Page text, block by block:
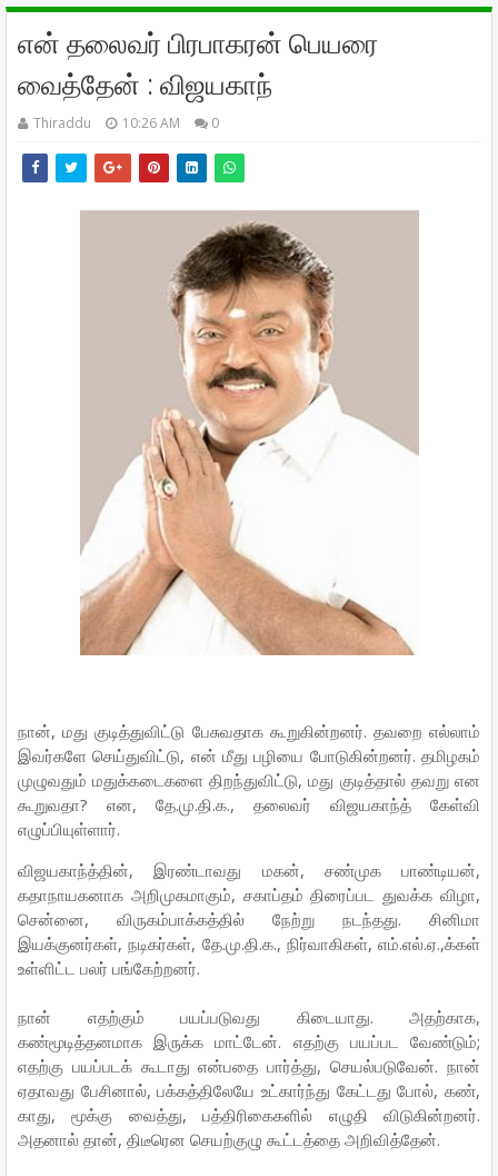
என் தலைவர் பிரபாகரன் பெயரை
வைத்தேன் : விஜயகாந்
Thiraddu 10:26 AM 0
நான், மது குடித்துவிட்டு பேசுவதாக கூறுகின்றனர். தவறை எல்லாம்
இவர்களே செய்துவிட்டு, என் மீது பழியை போடுகின்றனர். தமிழகம்
முழுவதும் மதுக்கடைகளை திறந்துவிட்டு, மது குடித்தால் தவறு என
கூறுவதா? என, தே.மு.தி.க., தலைவர் விஜயகாந்த் கேள்வி
எழுப்பியுள்ளார்.
விஜயகாந்த்தின், இரண்டாவது மகன், சண்முக பாண்டியன்,
கதாநாயகனாக அறிமுகமாகும், சகாப்தம் திரைப்பட துவக்க விழா,
சென்னை, விருகம்பாக்கத்தில் நேற்று நடந்தது. சினிமா
இயக்குனர்கள், நடிகர்கள், தே.மு.தி.க., நிர்வாகிகள், எம்.எல்.ஏ.,க்கள்
உள்ளிட்ட பலர் பங்கேற்றனர்.
நான் எதற்கும் பயப்படுவது கிடையாது. அதற்காக,
கண்மூடித்தனமாக இருக்க மாட்டேன். எதற்கு பயப்பட வேண்டும்;
எதற்கு பயப்படக் கூடாது என்பதை பார்த்து, செயல்படுவேன். நான்
ஏதாவது பேசினால், பக்கத்திலேயே உட்கார்ந்து கேட்டது போல், கண்,
காது, மூக்கு வைத்து, பத்திரிகைகளில் எழுதி விடுகின்றனர்.
அதனால் தான், திடீரென செயற்குழு கூட்டத்தை அறிவித்தேன்.